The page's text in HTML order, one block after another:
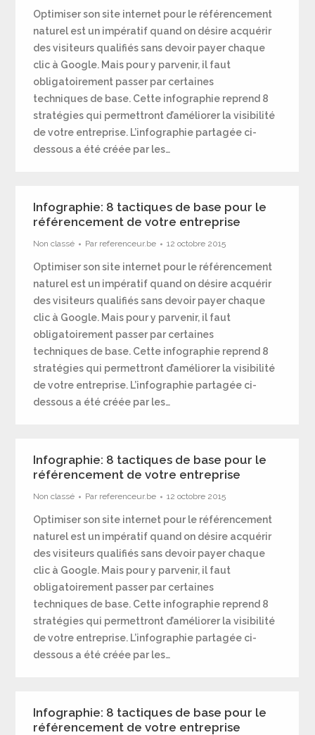
Optimiser son site internet pour le référencement
naturel est un impératif quand on désire acquérir
des visiteurs qualifiés sans devoir payer chaque
clic à Google. Mais pour y parvenir, il faut
obligatoirement passer par certaines
techniques de base. Cette infographie reprend 8
stratégies qui permettront d’améliorer la visibilité
de votre entreprise. L’infographie partagée ci-
dessous a été créée par les…
Infographie: 8 tactiques de base pour le
référencement de votre entreprise
Non classé Par referenceur.be 12 octobre 2015
Optimiser son site internet pour le référencement
naturel est un impératif quand on désire acquérir
des visiteurs qualifiés sans devoir payer chaque
clic à Google. Mais pour y parvenir, il faut
obligatoirement passer par certaines
techniques de base. Cette infographie reprend 8
stratégies qui permettront d’améliorer la visibilité
de votre entreprise. L’infographie partagée ci-
dessous a été créée par les…
Infographie: 8 tactiques de base pour le
référencement de votre entreprise
Non classé Par referenceur.be 12 octobre 2015
Optimiser son site internet pour le référencement
naturel est un impératif quand on désire acquérir
des visiteurs qualifiés sans devoir payer chaque
clic à Google. Mais pour y parvenir, il faut
obligatoirement passer par certaines
techniques de base. Cette infographie reprend 8
stratégies qui permettront d’améliorer la visibilité
de votre entreprise. L’infographie partagée ci-
dessous a été créée par les…
Infographie: 8 tactiques de base pour le
référencement de votre entreprise